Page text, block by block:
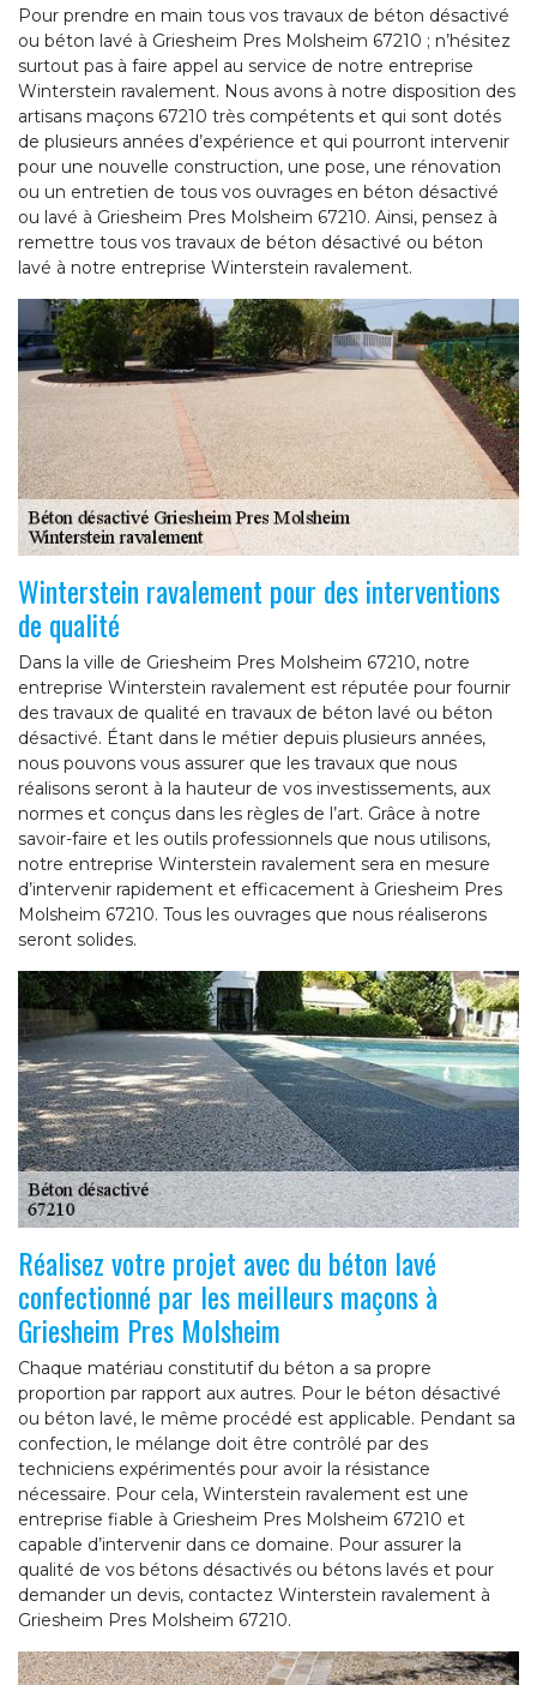
Pour prendre en main tous vos travaux de béton désactivé
ou béton lavé à Griesheim Pres Molsheim 67210 ; n’hésitez
surtout pas à faire appel au service de notre entreprise
Winterstein ravalement. Nous avons à notre disposition des
artisans maçons 67210 très compétents et qui sont dotés
de plusieurs années d’expérience et qui pourront intervenir
pour une nouvelle construction, une pose, une rénovation
ou un entretien de tous vos ouvrages en béton désactivé
ou lavé à Griesheim Pres Molsheim 67210. Ainsi, pensez à
remettre tous vos travaux de béton désactivé ou béton
lavé à notre entreprise Winterstein ravalement.
Winterstein ravalement pour des interventions
de qualité
Dans la ville de Griesheim Pres Molsheim 67210, notre
entreprise Winterstein ravalement est réputée pour fournir
des travaux de qualité en travaux de béton lavé ou béton
désactivé. Étant dans le métier depuis plusieurs années,
nous pouvons vous assurer que les travaux que nous
réalisons seront à la hauteur de vos investissements, aux
normes et conçus dans les règles de l’art. Grâce à notre
savoir-faire et les outils professionnels que nous utilisons,
notre entreprise Winterstein ravalement sera en mesure
d’intervenir rapidement et efficacement à Griesheim Pres
Molsheim 67210. Tous les ouvrages que nous réaliserons
seront solides.
Réalisez votre projet avec du béton lavé
confectionné par les meilleurs maçons à
Griesheim Pres Molsheim
Chaque matériau constitutif du béton a sa propre
proportion par rapport aux autres. Pour le béton désactivé
ou béton lavé, le même procédé est applicable. Pendant sa
confection, le mélange doit être contrôlé par des
techniciens expérimentés pour avoir la résistance
nécessaire. Pour cela, Winterstein ravalement est une
entreprise fiable à Griesheim Pres Molsheim 67210 et
capable d’intervenir dans ce domaine. Pour assurer la
qualité de vos bétons désactivés ou bétons lavés et pour
demander un devis, contactez Winterstein ravalement à
Griesheim Pres Molsheim 67210.